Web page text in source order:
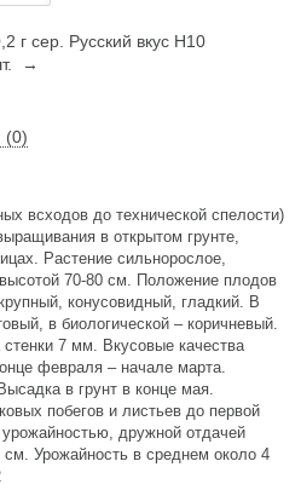
г сер. Русский вкус Н10
→
(0)
всходов до технической спелости)
в открытом грунте,
Растение сильнорослое,
70-80 см. Положение плодов
конусовидный, гладкий. В
в биологической – коричневый.
7 мм. Вкусовые качества
февраля – начале марта.
в грунт в конце мая.
побегов и листьев до первой
дружной отдачей
Урожайность в среднем около 4